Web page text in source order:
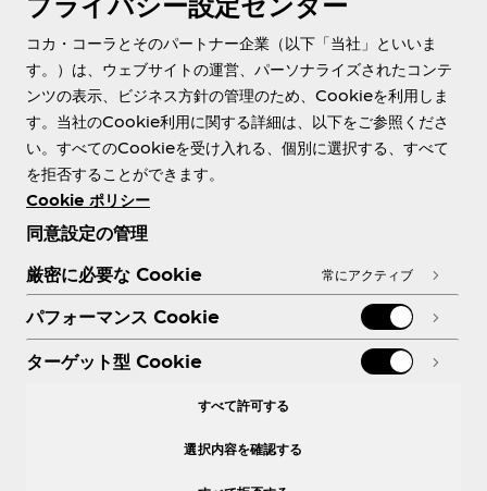
About us
Need help?
各種ポリシー
コカ・コーラとそのパートナー企業（以下「当社」といいま
す。）は、ウェブサイトの運営、パーソナライズされたコンテ
ンツの表示、ビジネス方針の管理のため、Cookieを利用しま
す。当社のCookie利用に関する詳細は、以下をご参照くださ
い。すべてのCookieを受け入れる、個別に選択する、すべて
を拒否することができます。
Cookie ポリシー
同意設定の管理
厳密に必要な Cookie
常にアクティブ
パフォーマンス Cookie
ターゲット型 Cookie
すべて許可する
選択内容を確認する